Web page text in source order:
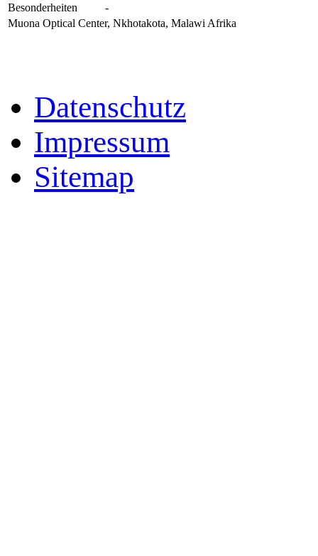
Besonderheiten
-
Muona Optical Center, Nkhotakota, Malawi Afrika
Datenschutz
Impressum
Sitemap